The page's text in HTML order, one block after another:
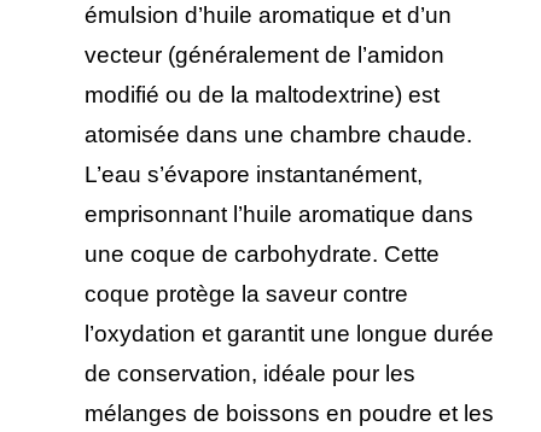
émulsion d’huile aromatique et d’un
vecteur (généralement de l’amidon
modifié ou de la maltodextrine) est
atomisée dans une chambre chaude.
L’eau s’évapore instantanément,
emprisonnant l’huile aromatique dans
une coque de carbohydrate. Cette
coque protège la saveur contre
l’oxydation et garantit une longue durée
de conservation, idéale pour les
mélanges de boissons en poudre et les